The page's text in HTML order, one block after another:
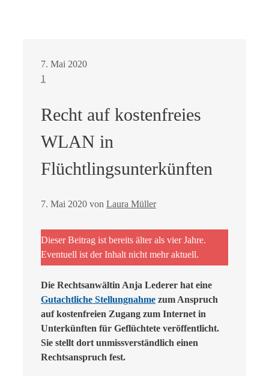
7. Mai 2020
1
Recht auf kostenfreies
WLAN in
Flüchtlingsunterkünften
7. Mai 2020 von Laura Müller
Dieser Beitrag ist bereits älter als vier Jahre.
Eventuell ist der Inhalt nicht mehr aktuell.
Die Rechtsanwältin Anja Lederer hat eine
Gutachtliche Stellungnahme zum Anspruch
auf kostenfreien Zugang zum Internet in
Unterkünften für Geflüchtete veröffentlicht.
Sie stellt dort unmissverständlich einen
Rechtsanspruch fest.